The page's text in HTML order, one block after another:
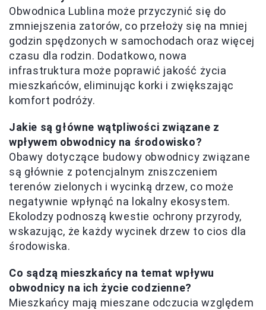
Obwodnica Lublina może przyczynić się do
zmniejszenia zatorów, co przełoży się na mniej
godzin spędzonych w samochodach oraz więcej
czasu dla rodzin. Dodatkowo, nowa
infrastruktura może poprawić jakość życia
mieszkańców, eliminując korki i zwiększając
komfort podróży.
Jakie są główne wątpliwości związane z
wpływem obwodnicy na środowisko?
Obawy dotyczące budowy obwodnicy związane
są głównie z potencjalnym zniszczeniem
terenów zielonych i wycinką drzew, co może
negatywnie wpłynąć na lokalny ekosystem.
Ekolodzy podnoszą kwestie ochrony przyrody,
wskazując, że każdy wycinek drzew to cios dla
środowiska.
Co sądzą mieszkańcy na temat wpływu
obwodnicy na ich życie codzienne?
Mieszkańcy mają mieszane odczucia względem